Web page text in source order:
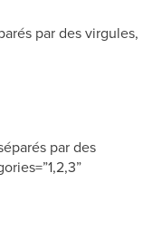
par des virgules,
par des